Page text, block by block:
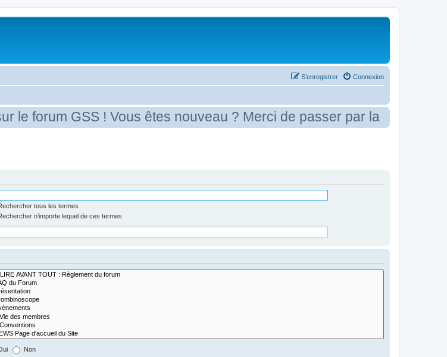
Connexion
S’enregistrer
forum GSS ! Vous êtes nouveau ? Merci de passer par la case
tous les termes
n’importe lequel de ces termes
Non